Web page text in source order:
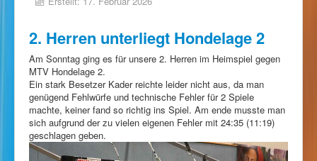
2. Herren unterliegt Hondelage 2
Am Sonntag ging es für unsere 2. Herren im Heimspiel gegen
MTV Hondelage 2.
Ein stark Besetzer Kader reichte leider nicht aus, da man
genügend Fehlwürfe und technische Fehler für 2 Spiele
machte, keiner fand so richtig ins Spiel. Am ende musste man
sich aufgrund der zu vielen eigenen Fehler mit 24:35 (11:19)
geschlagen geben.